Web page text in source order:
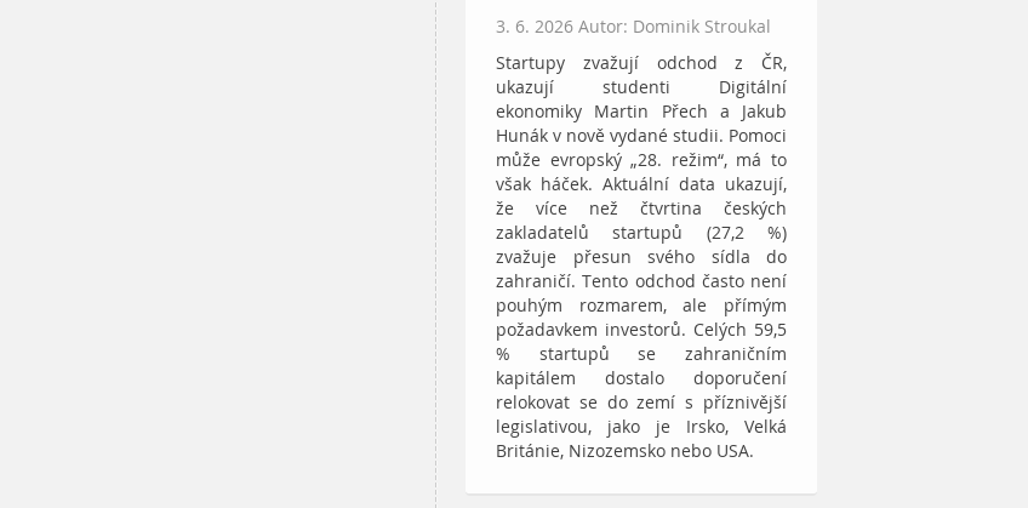
3. 6. 2026 Autor: Dominik Stroukal
Startupy zvažují odchod z ČR,
ukazují studenti Digitální
ekonomiky Martin Přech a Jakub
Hunák v nově vydané studii. Pomoci
může evropský „28. režim“, má to
však háček. Aktuální data ukazují,
že více než čtvrtina českých
zakladatelů startupů (27,2 %)
zvažuje přesun svého sídla do
zahraničí. Tento odchod často není
pouhým rozmarem, ale přímým
požadavkem investorů. Celých 59,5
% startupů se zahraničním
kapitálem dostalo doporučení
relokovat se do zemí s příznivější
legislativou, jako je Irsko, Velká
Británie, Nizozemsko nebo USA.